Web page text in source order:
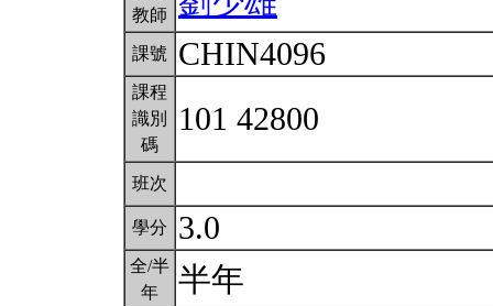
教師
課號 CHIN4096
課程
識別
碼
101 42800
班次
學分 3.0
全/半
年
半年